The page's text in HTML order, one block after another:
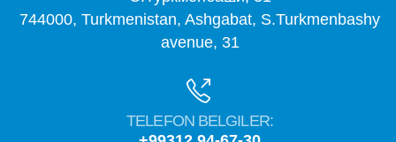
744000, Turkmenistan, Ashgabat, S.Turkmenbashy
avenue, 31
TELEFON BELGILER: